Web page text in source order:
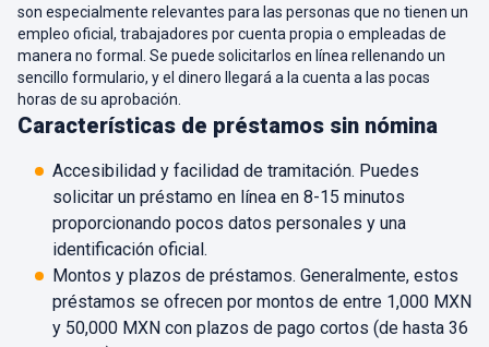
son especialmente relevantes para las personas que no tienen un
empleo oficial, trabajadores por cuenta propia o empleadas de
manera no formal. Se puede solicitarlos en línea rellenando un
sencillo formulario, y el dinero llegará a la cuenta a las pocas
horas de su aprobación.
Características de préstamos sin nómina
Accesibilidad y facilidad de tramitación. Puedes
solicitar un préstamo en línea en 8-15 minutos
proporcionando pocos datos personales y una
identificación oficial.
Montos y plazos de préstamos. Generalmente, estos
préstamos se ofrecen por montos de entre 1,000 MXN
y 50,000 MXN con plazos de pago cortos (de hasta 36